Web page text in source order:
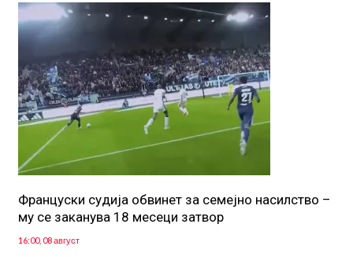
Француски судија обвинет за семејно насилство –
му се заканува 18 месеци затвор
16:00, 08 август